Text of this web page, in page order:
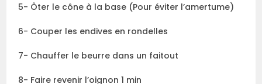
5- Ôter le cône à la base (Pour éviter l’amertume)
6- Couper les endives en rondelles
7- Chauffer le beurre dans un faitout
8- Faire revenir l’oignon 1 min